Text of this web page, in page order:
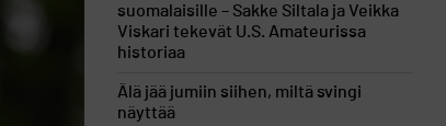
suomalaisille – Sakke Siltala ja Veikka
Viskari tekevät U.S. Amateurissa
historiaa
Älä jää jumiin siihen, miltä svingi
näyttää